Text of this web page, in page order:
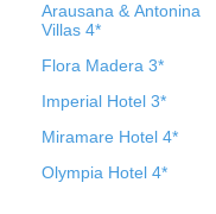
Arausana & Antonina
Villas 4*
Flora Madera 3*
Imperial Hotel 3*
Miramare Hotel 4*
Olympia Hotel 4*